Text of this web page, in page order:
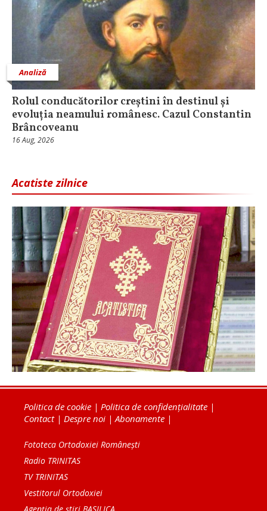
Analiză
Rolul conducătorilor creștini în destinul și
evoluția neamului românesc. Cazul Constantin
Brâncoveanu
16 Aug, 2026
Acatiste zilnice
Politica de cookie | Politica de confidențialitate |
Contact| Despre noi | Abonamente |
Fototeca Ortodoxiei Românești
Radio TRINITAS
TV TRINITAS
Vestitorul Ortodoxiei